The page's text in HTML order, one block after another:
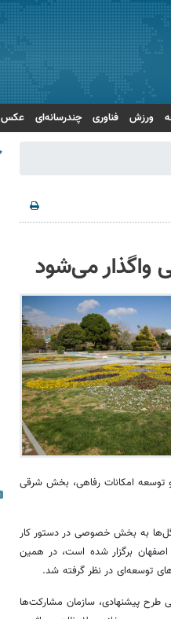
ورزش فناوری چندرسانه‌ای عکس
می‌شود
توسعه امکانات رفاهی، بخش شرقی
گل‌ها به بخش خصوصی در دستور کار
برگزار شده است، در همین
طرح پیشنهادی، سازمان مشارکت‌ها